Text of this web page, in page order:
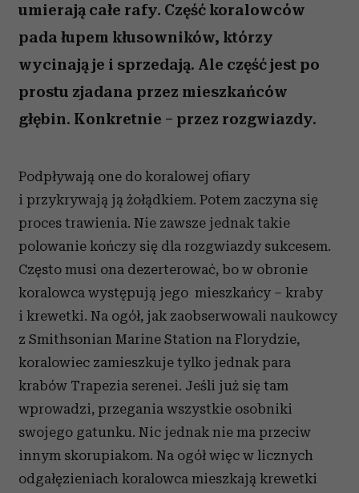
umierają całe rafy. Część koralowców
pada łupem kłusowników, którzy
wycinają je i sprzedają. Ale część jest po
prostu zjadana przez mieszkańców
głębin. Konkretnie – przez rozgwiazdy.
Podpływają one do koralowej ofiary
i przykrywają ją żołądkiem. Potem zaczyna się
proces trawienia. Nie zawsze jednak takie
polowanie kończy się dla rozgwiazdy sukcesem.
Często musi ona dezerterować, bo w obronie
koralowca występują jego mieszkańcy – kraby
i krewetki. Na ogół, jak zaobserwowali naukowcy
z Smithsonian Marine Station na Florydzie,
koralowiec zamieszkuje tylko jednak para
krabów Trapezia serenei. Jeśli już się tam
wprowadzi, przegania wszystkie osobniki
swojego gatunku. Nic jednak nie ma przeciw
innym skorupiakom. Na ogół więc w licznych
odgałęzieniach koralowca mieszkają krewetki